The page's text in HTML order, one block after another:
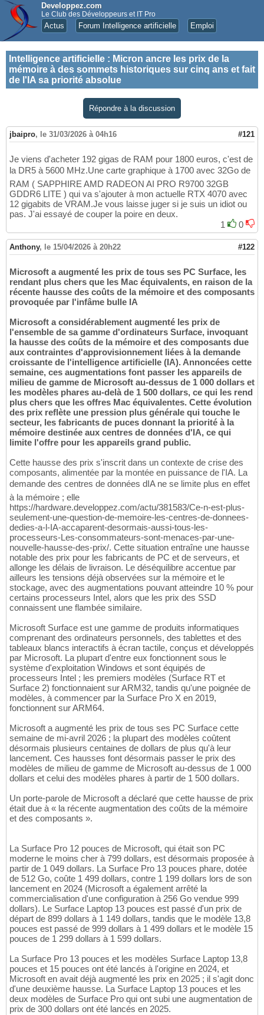
Developpez.com
Le Club des Développeurs et IT Pro
Actus Forum Intelligence artificielle Emploi
Intelligence artificielle : Micron ancre les prix de la
mémoire à des sommets historiques sur cinq ans et fait
de l'IA sa priorité absolue
Répondre à la discussion
jbaipro, le 31/03/2026 à 04h16 #121
Je viens d'acheter 192 gigas de RAM pour 1800 euros, c'est de
la DR5 à 5600 MHz.Une carte graphique à 1700 avec 32Go de
RAM ( SAPPHIRE AMD RADEON AI PRO R9700 32GB
GDDR6 LITE ) qui va s'ajouter à mon actuelle RTX 4070 avec
12 gigabits de VRAM.Je vous laisse juger si je suis un idiot ou
pas. J'ai essayé de couper la poire en deux.
1
0
Anthony, le 15/04/2026 à 20h22 #122
Microsoft a augmenté les prix de tous ses PC Surface, les
rendant plus chers que les Mac équivalents, en raison de la
récente hausse des coûts de la mémoire et des composants
provoquée par l'infâme bulle IA
Microsoft a considérablement augmenté les prix de
l'ensemble de sa gamme d'ordinateurs Surface, invoquant
la hausse des coûts de la mémoire et des composants due
aux contraintes d'approvisionnement liées à la demande
croissante de l'intelligence artificielle (IA). Annoncées cette
semaine, ces augmentations font passer les appareils de
milieu de gamme de Microsoft au-dessus de 1 000 dollars et
les modèles phares au-delà de 1 500 dollars, ce qui les rend
plus chers que les offres Mac équivalentes. Cette évolution
des prix reflète une pression plus générale qui touche le
secteur, les fabricants de puces donnant la priorité à la
mémoire destinée aux centres de données d'IA, ce qui
limite l'offre pour les appareils grand public.
Cette hausse des prix s'inscrit dans un contexte de crise des
composants, alimentée par la montée en puissance de l'IA. La
demande des centres de données dIA ne se limite plus en effet
à la mémoire ; elle
https://hardware.developpez.com/actu/381583/Ce-n-est-plus-
seulement-une-question-de-memoire-les-centres-de-donnees-
dedies-a-l-IA-accaparent-desormais-aussi-tous-les-
processeurs-Les-consommateurs-sont-menaces-par-une-
nouvelle-hausse-des-prix/. Cette situation entraîne une hausse
notable des prix pour les fabricants de PC et de serveurs, et
allonge les délais de livraison. Le déséquilibre accentue par
ailleurs les tensions déjà observées sur la mémoire et le
stockage, avec des augmentations pouvant atteindre 10 % pour
certains processeurs Intel, alors que les prix des SSD
connaissent une flambée similaire.
Microsoft Surface est une gamme de produits informatiques
comprenant des ordinateurs personnels, des tablettes et des
tableaux blancs interactifs à écran tactile, conçus et développés
par Microsoft. La plupart d'entre eux fonctionnent sous le
système d'exploitation Windows et sont équipés de
processeurs Intel ; les premiers modèles (Surface RT et
Surface 2) fonctionnaient sur ARM32, tandis qu'une poignée de
modèles, à commencer par la Surface Pro X en 2019,
fonctionnent sur ARM64.
Microsoft a augmenté les prix de tous ses PC Surface cette
semaine de mi-avril 2026 ; la plupart des modèles coûtent
désormais plusieurs centaines de dollars de plus qu'à leur
lancement. Ces hausses font désormais passer le prix des
modèles de milieu de gamme de Microsoft au-dessus de 1 000
dollars et celui des modèles phares à partir de 1 500 dollars.
Un porte-parole de Microsoft a déclaré que cette hausse de prix
était due à « la récente augmentation des coûts de la mémoire
et des composants ».
La Surface Pro 12 pouces de Microsoft, qui était son PC
moderne le moins cher à 799 dollars, est désormais proposée à
partir de 1 049 dollars. La Surface Pro 13 pouces phare, dotée
de 512 Go, coûte 1 499 dollars, contre 1 199 dollars lors de son
lancement en 2024 (Microsoft a également arrêté la
commercialisation d'une configuration à 256 Go vendue 999
dollars). Le Surface Laptop 13 pouces est passé d'un prix de
départ de 899 dollars à 1 149 dollars, tandis que le modèle 13,8
pouces est passé de 999 dollars à 1 499 dollars et le modèle 15
pouces de 1 299 dollars à 1 599 dollars.
La Surface Pro 13 pouces et les modèles Surface Laptop 13,8
pouces et 15 pouces ont été lancés à l'origine en 2024, et
Microsoft en avait déjà augmenté les prix en 2025 ; il s'agit donc
d'une deuxième hausse. La Surface Laptop 13 pouces et les
deux modèles de Surface Pro qui ont subi une augmentation de
prix de 300 dollars ont été lancés en 2025.